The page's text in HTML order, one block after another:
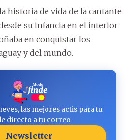
historia de vida de la cantante
su infancia en el interior
en conquistar los
y del mundo.
las mejores actis para tu
directo a tu correo
Newsletter